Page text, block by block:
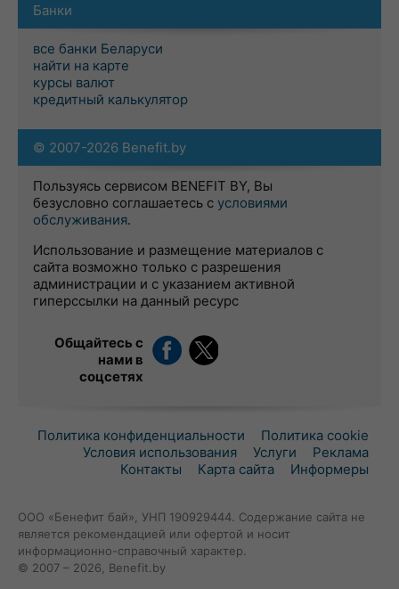
Банки
все банки Беларуси
найти на карте
курсы валют
кредитный калькулятор
© 2007-2026 Benefit.by
Пользуясь сервисом BENEFIT BY, Вы
безусловно соглашаетесь с условиями
обслуживания.
Использование и размещение материалов с
сайта возможно только с разрешения
администрации и с указанием активной
гиперссылки на данный ресурс
Общайтесь с
нами в
соцсетях
Политика конфиденциальности
Политика cookie
Условия использования
Услуги
Реклама
Контакты
Карта сайта Информеры
ООО «Бенефит бай», УНП 190929444. Содержание сайта не
является рекомендацией или офертой и носит
информационно-справочный характер.
© 2007 – 2026, Benefit.by